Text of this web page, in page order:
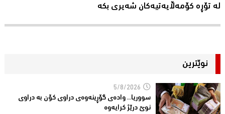
لە تۆڕە کۆمەڵایەتیەکان شەیری بکە
نوێترین
5/8/2026
سووریا.. واده‌ی گۆڕینه‌وه‌ی دراوی كۆن به‌ دراوی
نوێ درێژ كرایه‌وه‌